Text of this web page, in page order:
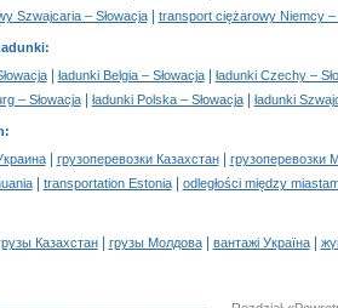
Szwajcaria – Słowacja| transport ciężarowy Niemcy –
:
| ładunki Belgia – Słowacja|
ładunki Czechy –
– Słowacja| ładunki Polska – Słowacja| ładunki
:
| грузоперевозки Казахстан|
грузоперевозки
| transportation Estonia| odległości między
Казахстан| грузы Молдова| вантажі Україна|